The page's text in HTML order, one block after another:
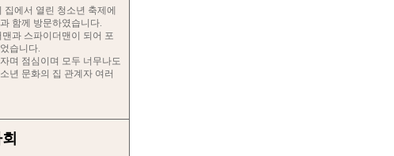
집에서 열린 청소년 축제에
함께 방문하였습니다.
과 스파이더맨이 되어 포
습니다.
며 점심이며 모두 너무나도
년 문화의 집 관계자 여러